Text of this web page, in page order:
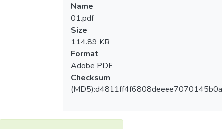
Name
01.pdf
Size
114.89 KB
Format
Adobe PDF
Checksum